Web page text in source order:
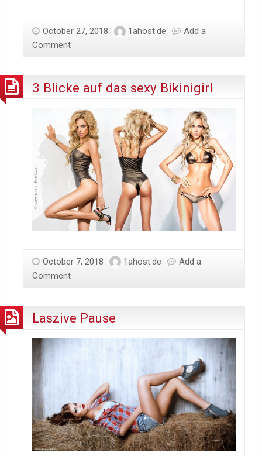
October 27, 2018 1ahost.de
Add a
Comment
3 Blicke auf das sexy Bikinigirl
October 7, 2018 1ahost.de
Add a
Comment
Laszive Pause